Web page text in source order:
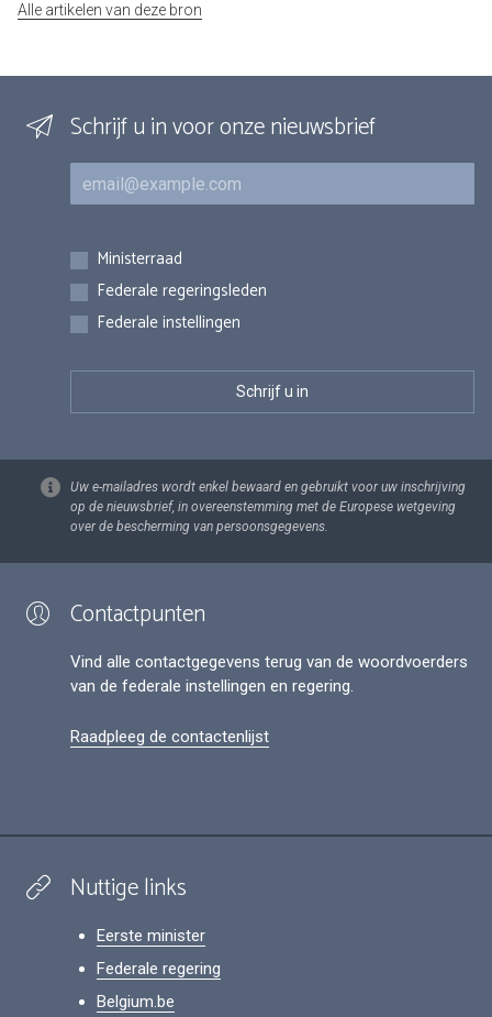
Alle artikelen van deze bron
Schrijf u in voor onze nieuwsbrief
E-mail
Inschrijvingen
Ministerraad
Federale regeringsleden
Federale instellingen
Uw e-mailadres wordt enkel bewaard en gebruikt voor uw inschrijving
op de nieuwsbrief, in overeenstemming met de Europese wetgeving
over de bescherming van persoonsgegevens.
Contactpunten
Vind alle contactgegevens terug van de woordvoerders
van de federale instellingen en regering.
Raadpleeg de contactenlijst
Nuttige links
Eerste minister
Federale regering
Belgium.be